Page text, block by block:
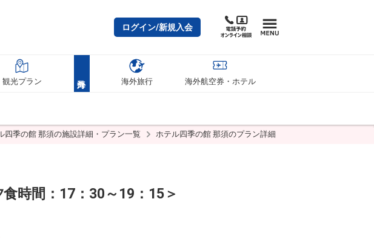
ログイン/新規入会
観光プラン 海外旅行 海外航空券・ホテル
四季の館 那須の施設詳細・プラン一覧 ホテル四季の館 那須のプラン詳細
時間：17：30～19：15＞